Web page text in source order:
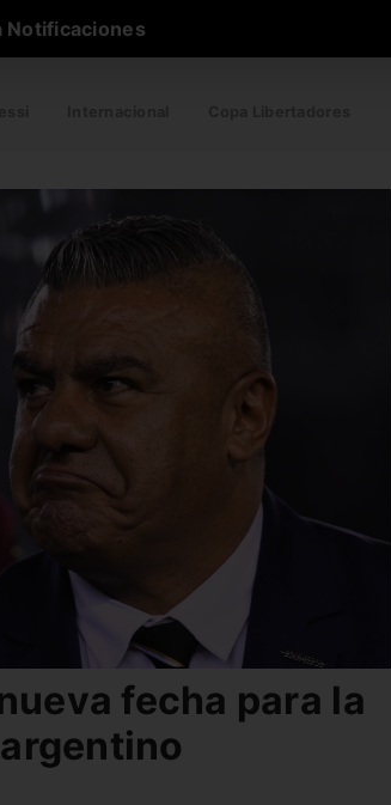
Notificaciones
fecha para la